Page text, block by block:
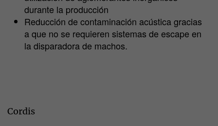
durante la producción
Reducción de contaminación acústica gracias
a que no se requieren sistemas de escape en
la disparadora de machos.
Cordis